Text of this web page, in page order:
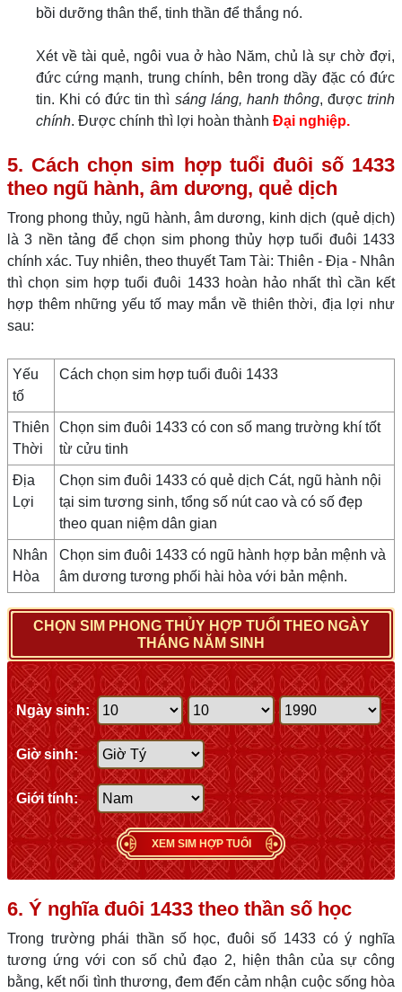
bồi dưỡng thân thể, tinh thần để thắng nó.
Xét về tài quẻ, ngôi vua ở hào Năm, chủ là sự chờ đợi,
đức cứng mạnh, trung chính, bên trong dầy đặc có đức
tin. Khi có đức tin thì sáng láng, hanh thông, đượctrinh
chính. Được chính thì lợi hoàn thành Đại nghiệp.
5. Cách chọn sim hợp tuổi đuôi số 1433
theo ngũ hành, âm dương, quẻ dịch
Trong phong thủy, ngũ hành, âm dương, kinh dịch (quẻ dịch)
là 3 nền tảng để chọn sim phong thủy hợp tuổi đuôi 1433
chính xác. Tuy nhiên, theo thuyết Tam Tài: Thiên - Địa - Nhân
thì chọn sim hợp tuổi đuôi 1433 hoàn hảo nhất thì cần kết
hợp thêm những yếu tố may mắn về thiên thời, địa lợi như
sau:
Yếu
tố
Cách chọn sim hợp tuổi đuôi 1433
Thiên
Thời
Chọn sim đuôi 1433 có con số mang trường khí tốt
từ cửu tinh
Địa
Lợi
Chọn sim đuôi 1433 có quẻ dịch Cát, ngũ hành nội
tại sim tương sinh, tổng số nút cao và có số đẹp
theo quan niệm dân gian
Nhân
Hòa
Chọn sim đuôi 1433 có ngũ hành hợp bản mệnh và
âm dương tương phối hài hòa với bản mệnh.
CHỌN SIM PHONG THỦY HỢP TUỔI THEO NGÀY
THÁNG NĂM SINH
Ngày sinh:
Giờ sinh:
Giới tính:
XEM SIM HỢP TUỔI
6. Ý nghĩa đuôi 1433 theo thần số học
Trong trường phái thần số học, đuôi số 1433 có ý nghĩa
tương ứng với con số chủ đạo 2, hiện thân của sự công
bằng, kết nối tình thương, đem đến cảm nhận cuộc sống hòa